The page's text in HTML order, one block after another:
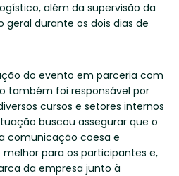
além da supervisão da
durante os dois dias de
do evento em parceria com
também foi responsável por
cursos e setores internos
buscou assegurar que o
comunicação coesa e
para os participantes e,
da empresa junto à